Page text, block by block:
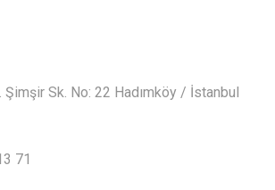
Şimşir Sk. No: 22 Hadımköy / İstanbul
71